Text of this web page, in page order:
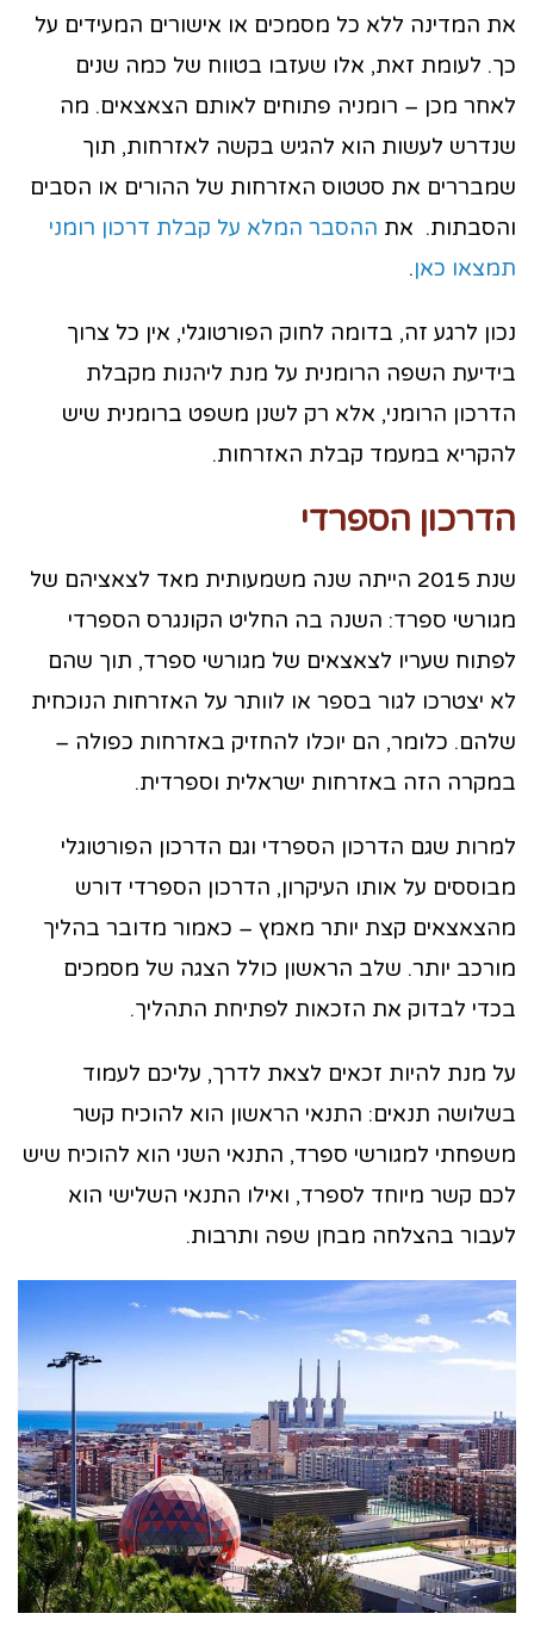
את המדינה ללא כל מסמכים או אישורים המעידים על
כך. לעומת זאת, אלו שעזבו בטווח של כמה שנים
לאחר מכן – רומניה פתוחים לאותם הצאצאים. מה
שנדרש לעשות הוא להגיש בקשה לאזרחות, תוך
שמבררים את סטטוס האזרחות של ההורים או הסבים
והסבתות. את ההסבר המלא על קבלת דרכון רומני
תמצאו כאן.
נכון לרגע זה, בדומה לחוק הפורטוגלי, אין כל צרוך
בידיעת השפה הרומנית על מנת ליהנות מקבלת
הדרכון הרומני, אלא רק לשנן משפט ברומנית שיש
להקריא במעמד קבלת האזרחות.
הדרכון הספרדי
שנת 2015 הייתה שנה משמעותית מאד לצאציהם של
מגורשי ספרד: השנה בה החליט הקונגרס הספרדי
לפתוח שעריו לצאצאים של מגורשי ספרד, תוך שהם
לא יצטרכו לגור בספר או לוותר על האזרחות הנוכחית
שלהם. כלומר, הם יוכלו להחזיק באזרחות כפולה –
במקרה הזה באזרחות ישראלית וספרדית.
למרות שגם הדרכון הספרדי וגם הדרכון הפורטוגלי
מבוססים על אותו העיקרון, הדרכון הספרדי דורש
מהצאצאים קצת יותר מאמץ – כאמור מדובר בהליך
מורכב יותר. שלב הראשון כולל הצגה של מסמכים
בכדי לבדוק את הזכאות לפתיחת התהליך.
על מנת להיות זכאים לצאת לדרך, עליכם לעמוד
בשלושה תנאים: התנאי הראשון הוא להוכיח קשר
משפחתי למגורשי ספרד, התנאי השני הוא להוכיח שיש
לכם קשר מיוחד לספרד, ואילו התנאי השלישי הוא
לעבור בהצלחה מבחן שפה ותרבות.